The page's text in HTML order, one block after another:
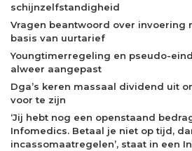
schijnzelfstandigheid
Vragen beantwoord over invoering
basis van uurtarief
Youngtimerregeling en pseudo-
alweer aangepast
Dga’s keren massaal dividend uit
voor te zijn
‘Jij hebt nog een openstaand
Infomedics. Betaal je niet op tijd,
incassomaatregelen’, staat in een